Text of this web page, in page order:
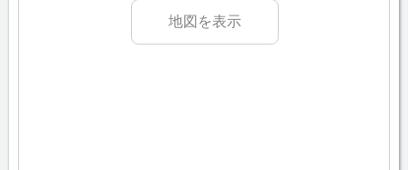
地図を表示